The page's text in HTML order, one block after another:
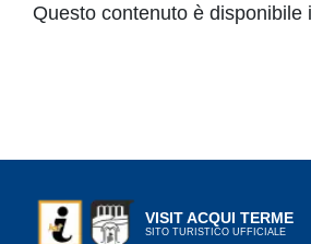
Questo contenuto è disponibile
VISIT ACQUI TERME
SITO TURISTICO UFFICIALE